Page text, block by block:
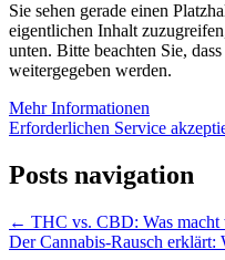
Sie sehen gerade einen
eigentlichen Inhalt
unten. Bitte beachten Sie,
weitergegeben werden.
Mehr Informationen
Erforderlichen Service
Posts navigation
← THC vs. CBD: Was macht
Der Cannabis-Rausch